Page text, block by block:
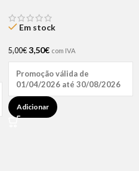
Em stock
5,00€ 3,50€ com IVA
Promoção válida de
01/04/2026 até 30/08/2026
Adicionar